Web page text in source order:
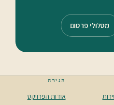
מסלולי פרסום
הגירה
אודות הפרויקט